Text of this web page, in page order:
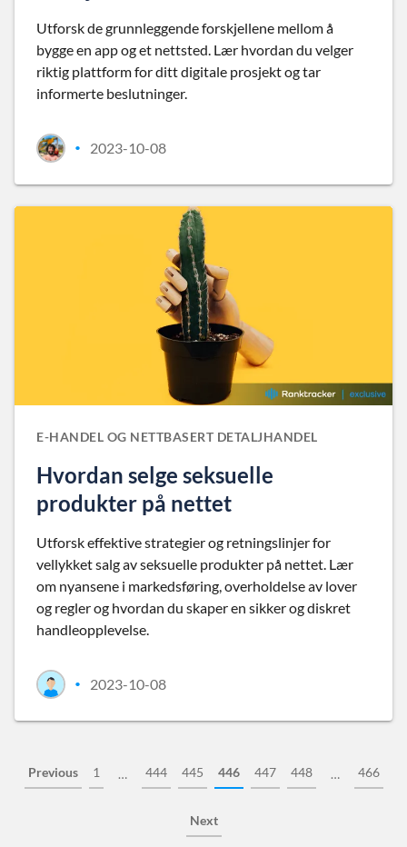
Utforsk de grunnleggende forskjellene mellom å
bygge en app og et nettsted. Lær hvordan du velger
riktig plattform for ditt digitale prosjekt og tar
informerte beslutninger.
• 2023-10-08
E-HANDEL OG NETTBASERT DETALJHANDEL
Hvordan selge seksuelle
produkter på nettet
Utforsk effektive strategier og retningslinjer for
vellykket salg av seksuelle produkter på nettet. Lær
om nyansene i markedsføring, overholdelse av lover
og regler og hvordan du skaper en sikker og diskret
handleopplevelse.
• 2023-10-08
Previous 1 … 444 445 446 447 448 … 466
Next